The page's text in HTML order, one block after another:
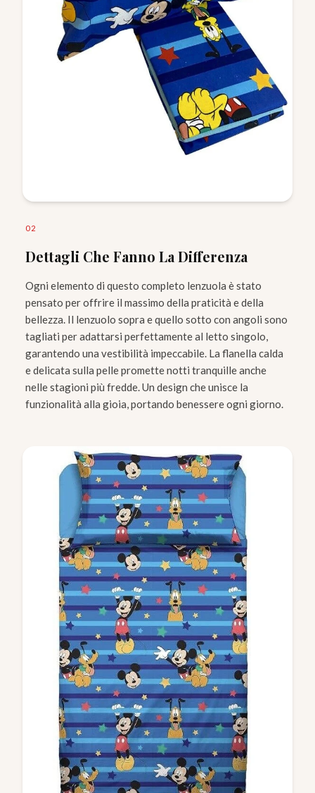
02
Dettagli Che Fanno La Differenza
Ogni elemento di questo completo lenzuola è stato
pensato per offrire il massimo della praticità e della
bellezza. Il lenzuolo sopra e quello sotto con angoli sono
tagliati per adattarsi perfettamente al letto singolo,
garantendo una vestibilità impeccabile. La flanella calda
e delicata sulla pelle promette notti tranquille anche
nelle stagioni più fredde. Un design che unisce la
funzionalità alla gioia, portando benessere ogni giorno.